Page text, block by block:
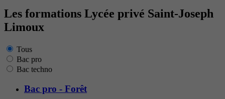
Les formations Lycée privé Saint-Joseph
Limoux
Tous
Bac pro
Bac techno
Bac pro - Forêt